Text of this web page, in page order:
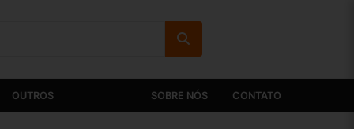
OUTROS SOBRE NÓS CONTATO